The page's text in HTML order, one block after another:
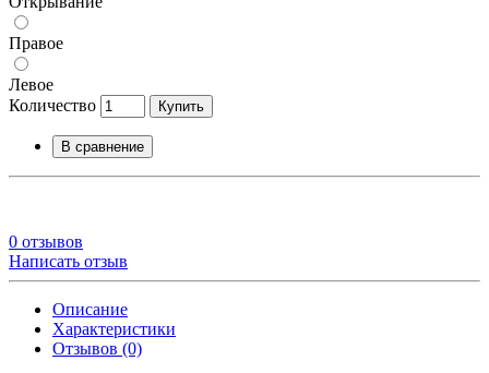
Правое
Левое
Количество
Купить
В сравнение
0 отзывов
Написать отзыв
Описание
Характеристики
Отзывов (0)